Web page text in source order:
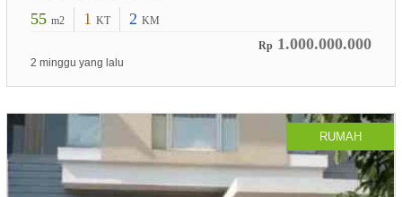
55 m2 1 KT 2 KM
Rp 1.000.000.000
2 minggu yang lalu
RUMAH